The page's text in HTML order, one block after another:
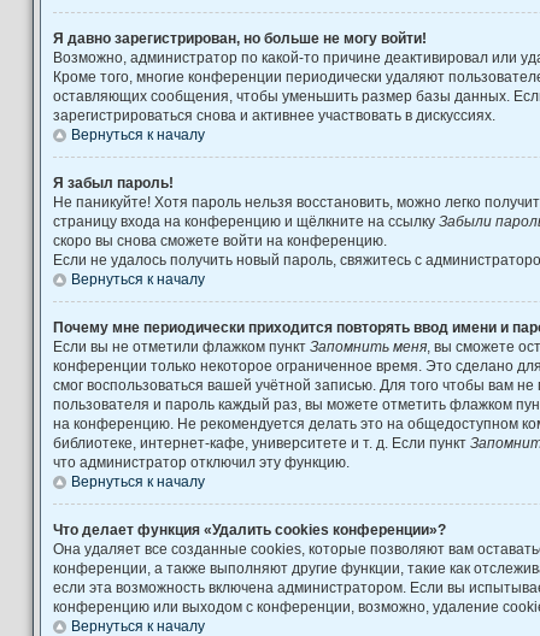
Я давно зарегистрирован, но больше не могу войти!
Возможно, администратор по какой-то причине деактивировал или
Кроме того, многие конференции периодически удаляют
оставляющих сообщения, чтобы уменьшить размер базы данных.
зарегистрироваться снова и активнее участвовать в дискуссиях.
Вернуться к началу
Я забыл пароль!
Не паникуйте! Хотя пароль нельзя восстановить, можно легко
страницу входа на конференцию и щёлкните на ссылку Забыли
скоро вы снова сможете войти на конференцию.
Если не удалось получить новый пароль, свяжитесь с
Вернуться к началу
Почему мне периодически приходится повторять ввод имени и
Если вы не отметили флажком пункт Запомнить меня , вы сможете
конференции только некоторое ограниченное время. Это сделано
смог воспользоваться вашей учётной записью. Для того чтобы вам
пользователя и пароль каждый раз, вы можете отметить флажком
на конференцию. Не рекомендуется делать это на общедоступном
библиотеке, интернет-кафе, университете и т. д. Если пункт
что администратор отключил эту функцию.
Вернуться к началу
Что делает функция «Удалить cookies конференции»?
Она удаляет все созданные cookies, которые позволяют вам
конференции, а также выполняют другие функции, такие как
если эта возможность включена администратором. Если вы
конференцию или выходом с конференции, возможно, удаление
Вернуться к началу